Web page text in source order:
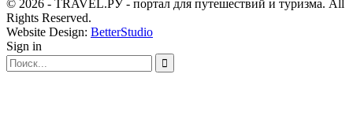
© 2026 - TRAVEL.РУ - портал для путешествий и туризма. All
Rights Reserved.
Website Design: BetterStudio
Sign in